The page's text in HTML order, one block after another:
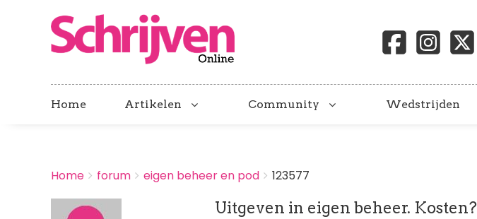
Home Artikelen Community Wedstrijden
BREADCRUMBS
You
here:
Home forum eigen beheer en pod 123577
Uitgeven in eigen beheer. Kosten?